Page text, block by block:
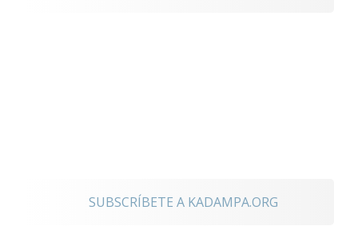
SUBSCRÍBETE A KADAMPA.ORG